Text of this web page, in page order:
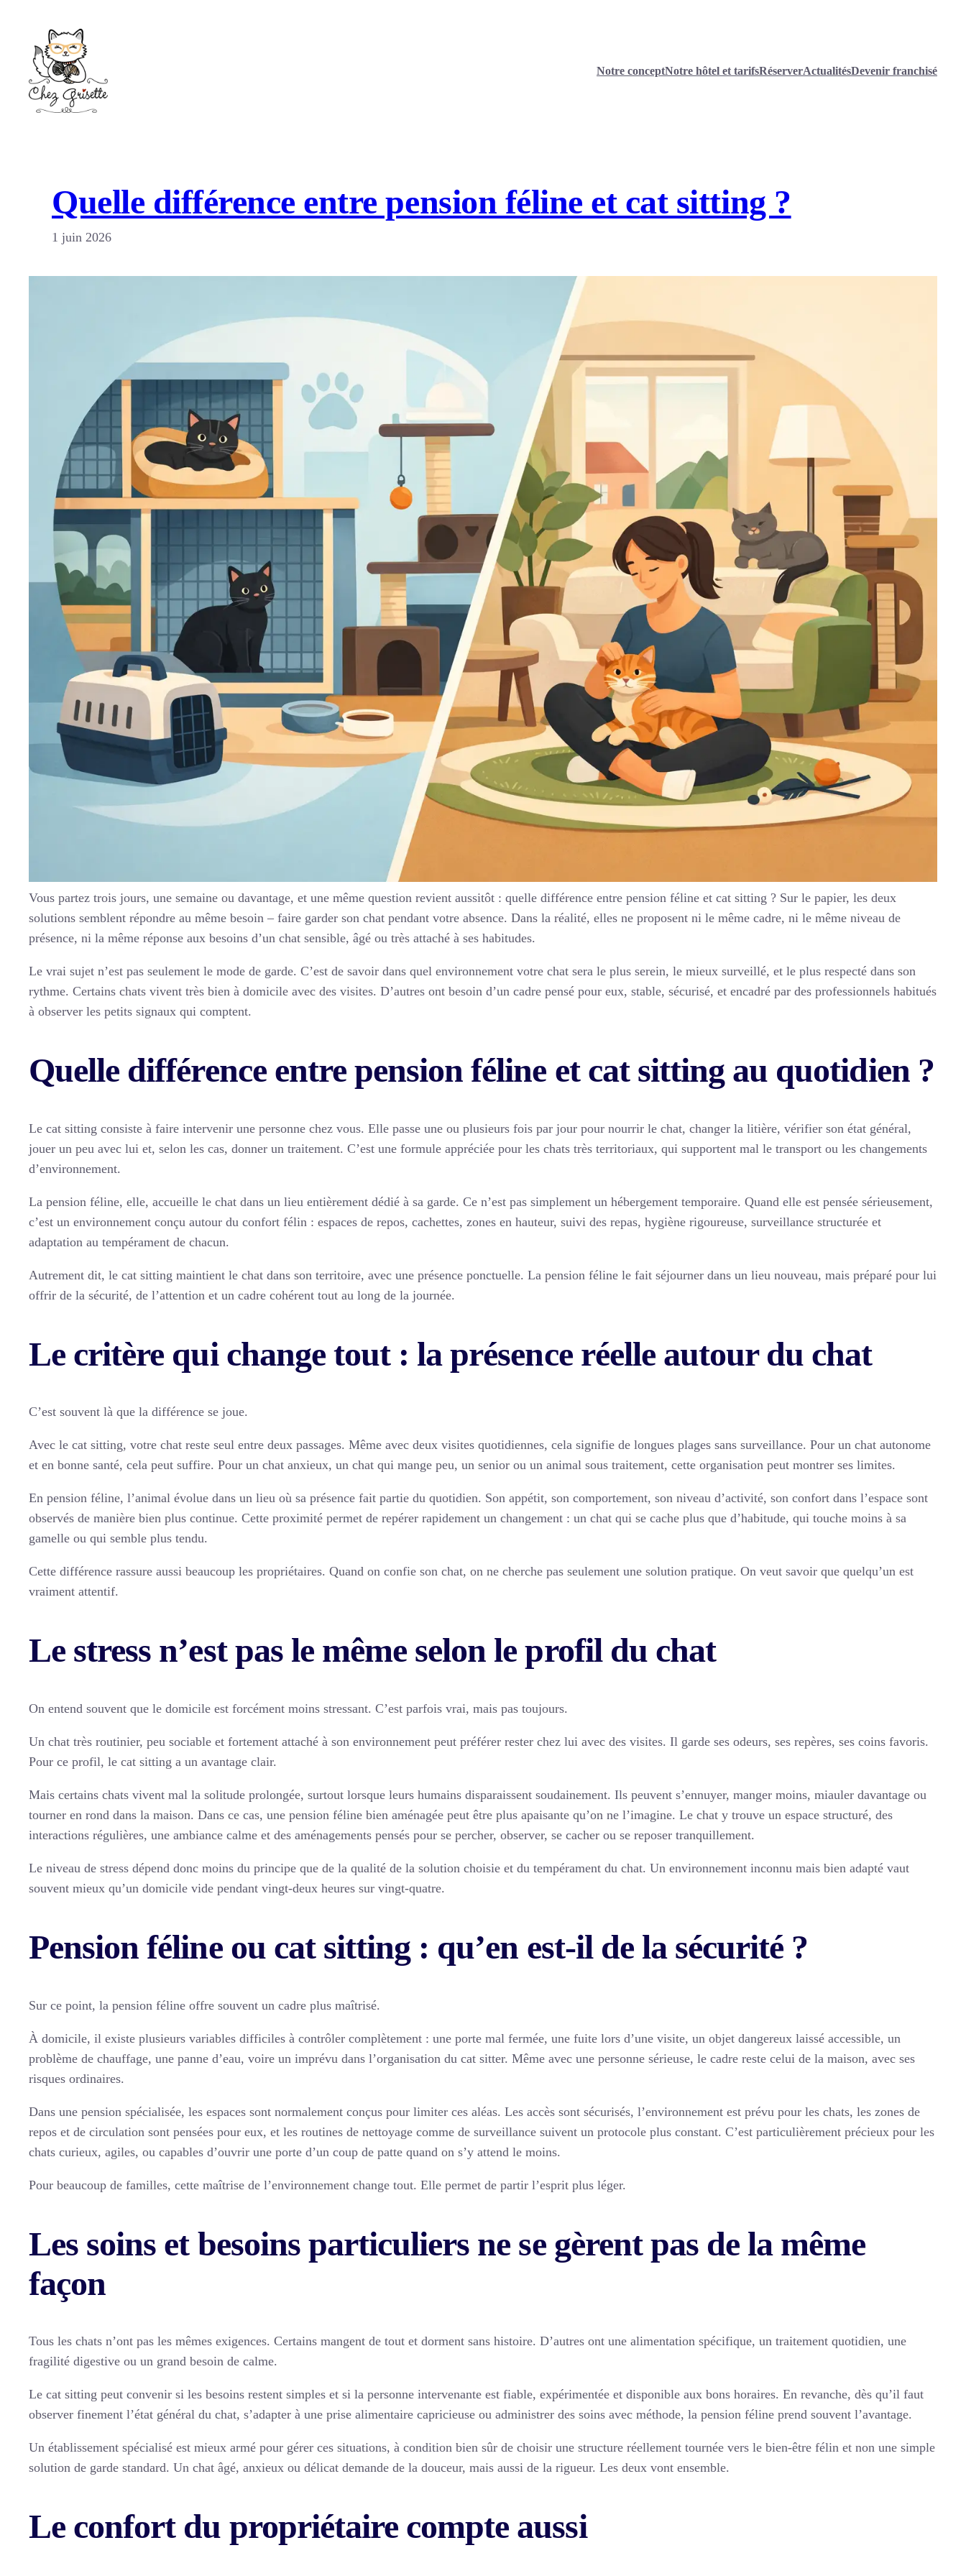
contenu
Notre conceptNotre hôtel et tarifsRéserverActualitésDevenir franchisé
Quelle différence entre pension féline et cat sitting ?
1 juin 2026
Vous partez trois jours, une semaine ou davantage, et une même question revient aussitôt : quelle différence entre pension féline et cat sitting ? Sur le papier, les deux
solutions semblent répondre au même besoin – faire garder son chat pendant votre absence. Dans la réalité, elles ne proposent ni le même cadre, ni le même niveau de
présence, ni la même réponse aux besoins d’un chat sensible, âgé ou très attaché à ses habitudes.
Le vrai sujet n’est pas seulement le mode de garde. C’est de savoir dans quel environnement votre chat sera le plus serein, le mieux surveillé, et le plus respecté dans son
rythme. Certains chats vivent très bien à domicile avec des visites. D’autres ont besoin d’un cadre pensé pour eux, stable, sécurisé, et encadré par des professionnels habitués
à observer les petits signaux qui comptent.
Quelle différence entre pension féline et cat sitting au quotidien ?
Le cat sitting consiste à faire intervenir une personne chez vous. Elle passe une ou plusieurs fois par jour pour nourrir le chat, changer la litière, vérifier son état général,
jouer un peu avec lui et, selon les cas, donner un traitement. C’est une formule appréciée pour les chats très territoriaux, qui supportent mal le transport ou les changements
d’environnement.
La pension féline, elle, accueille le chat dans un lieu entièrement dédié à sa garde. Ce n’est pas simplement un hébergement temporaire. Quand elle est pensée sérieusement,
c’est un environnement conçu autour du confort félin : espaces de repos, cachettes, zones en hauteur, suivi des repas, hygiène rigoureuse, surveillance structurée et
adaptation au tempérament de chacun.
Autrement dit, le cat sitting maintient le chat dans son territoire, avec une présence ponctuelle. La pension féline le fait séjourner dans un lieu nouveau, mais préparé pour lui
offrir de la sécurité, de l’attention et un cadre cohérent tout au long de la journée.
Le critère qui change tout : la présence réelle autour du chat
C’est souvent là que la différence se joue.
Avec le cat sitting, votre chat reste seul entre deux passages. Même avec deux visites quotidiennes, cela signifie de longues plages sans surveillance. Pour un chat autonome
et en bonne santé, cela peut suffire. Pour un chat anxieux, un chat qui mange peu, un senior ou un animal sous traitement, cette organisation peut montrer ses limites.
En pension féline, l’animal évolue dans un lieu où sa présence fait partie du quotidien. Son appétit, son comportement, son niveau d’activité, son confort dans l’espace sont
observés de manière bien plus continue. Cette proximité permet de repérer rapidement un changement : un chat qui se cache plus que d’habitude, qui touche moins à sa
gamelle ou qui semble plus tendu.
Cette différence rassure aussi beaucoup les propriétaires. Quand on confie son chat, on ne cherche pas seulement une solution pratique. On veut savoir que quelqu’un est
vraiment attentif.
Le stress n’est pas le même selon le profil du chat
On entend souvent que le domicile est forcément moins stressant. C’est parfois vrai, mais pas toujours.
Un chat très routinier, peu sociable et fortement attaché à son environnement peut préférer rester chez lui avec des visites. Il garde ses odeurs, ses repères, ses coins favoris.
Pour ce profil, le cat sitting a un avantage clair.
Mais certains chats vivent mal la solitude prolongée, surtout lorsque leurs humains disparaissent soudainement. Ils peuvent s’ennuyer, manger moins, miauler davantage ou
tourner en rond dans la maison. Dans ce cas, une pension féline bien aménagée peut être plus apaisante qu’on ne l’imagine. Le chat y trouve un espace structuré, des
interactions régulières, une ambiance calme et des aménagements pensés pour se percher, observer, se cacher ou se reposer tranquillement.
Le niveau de stress dépend donc moins du principe que de la qualité de la solution choisie et du tempérament du chat. Un environnement inconnu mais bien adapté vaut
souvent mieux qu’un domicile vide pendant vingt-deux heures sur vingt-quatre.
Pension féline ou cat sitting : qu’en est-il de la sécurité ?
Sur ce point, la pension féline offre souvent un cadre plus maîtrisé.
À domicile, il existe plusieurs variables difficiles à contrôler complètement : une porte mal fermée, une fuite lors d’une visite, un objet dangereux laissé accessible, un
problème de chauffage, une panne d’eau, voire un imprévu dans l’organisation du cat sitter. Même avec une personne sérieuse, le cadre reste celui de la maison, avec ses
risques ordinaires.
Dans une pension spécialisée, les espaces sont normalement conçus pour limiter ces aléas. Les accès sont sécurisés, l’environnement est prévu pour les chats, les zones de
repos et de circulation sont pensées pour eux, et les routines de nettoyage comme de surveillance suivent un protocole plus constant. C’est particulièrement précieux pour les
chats curieux, agiles, ou capables d’ouvrir une porte d’un coup de patte quand on s’y attend le moins.
Pour beaucoup de familles, cette maîtrise de l’environnement change tout. Elle permet de partir l’esprit plus léger.
Les soins et besoins particuliers ne se gèrent pas de la même
façon
Tous les chats n’ont pas les mêmes exigences. Certains mangent de tout et dorment sans histoire. D’autres ont une alimentation spécifique, un traitement quotidien, une
fragilité digestive ou un grand besoin de calme.
Le cat sitting peut convenir si les besoins restent simples et si la personne intervenante est fiable, expérimentée et disponible aux bons horaires. En revanche, dès qu’il faut
observer finement l’état général du chat, s’adapter à une prise alimentaire capricieuse ou administrer des soins avec méthode, la pension féline prend souvent l’avantage.
Un établissement spécialisé est mieux armé pour gérer ces situations, à condition bien sûr de choisir une structure réellement tournée vers le bien-être félin et non une simple
solution de garde standard. Un chat âgé, anxieux ou délicat demande de la douceur, mais aussi de la rigueur. Les deux vont ensemble.
Le confort du propriétaire compte aussi